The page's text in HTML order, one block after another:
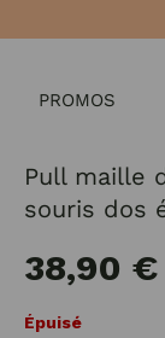
PROMOS
Pull maille
souris dos
38,90 €
Épuisé